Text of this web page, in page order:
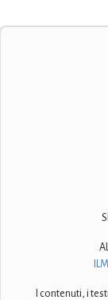
I contenuti, i